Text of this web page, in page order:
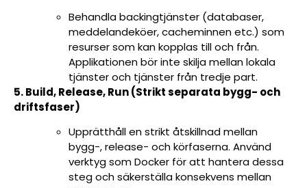
Behandla backingtjänster (databaser,
meddelandeköer, cacheminnen etc.) som
resurser som kan kopplas till och från.
Applikationen bör inte skilja mellan lokala
tjänster och tjänster från tredje part.
5. Build, Release, Run (Strikt separata bygg- och
driftsfaser)
Upprätthåll en strikt åtskillnad mellan
bygg-, release- och körfaserna. Använd
verktyg som Docker för att hantera dessa
steg och säkerställa konsekvens mellan